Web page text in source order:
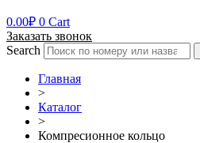
0.00₽ 0 Cart
Заказать звонок
Search
Главная
>
Каталог
>
Компресионное кольцо